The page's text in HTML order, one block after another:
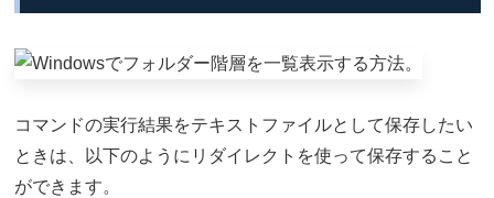
コマンドの実行結果をテキストファイルとして保存したい
ときは、以下のようにリダイレクトを使って保存すること
ができます。